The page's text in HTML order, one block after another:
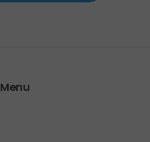
Menu